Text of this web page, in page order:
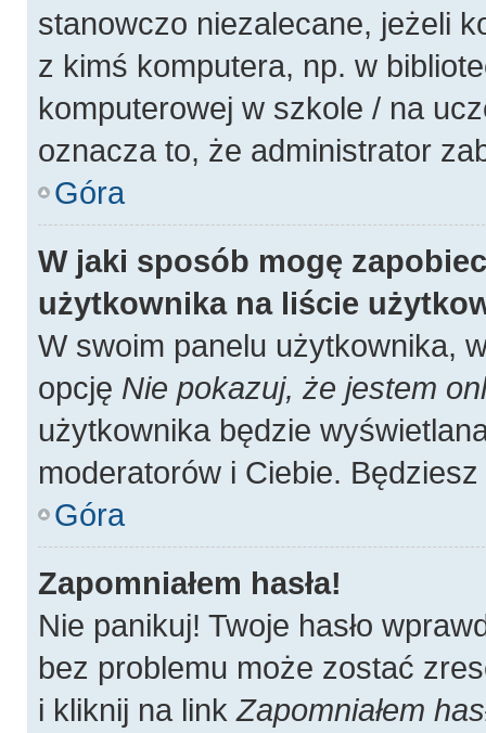
stanowczo niezalecane, jeżeli
z kimś komputera, np. w
komputerowej w szkole / na
oznacza to, że administrator
Góra
W jaki sposób mogę
użytkownika na liście
W swoim panelu użytkownika,
opcję Nie pokazuj, że jestem
użytkownika będzie
moderatorów i Ciebie.
Góra
Zapomniałem hasła!
Nie panikuj! Twoje hasło
bez problemu może zostać
i kliknij na linkZapomniałem